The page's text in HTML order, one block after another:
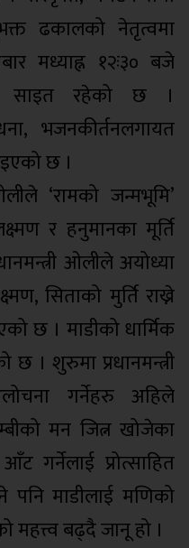
ढकालको नेतृत्वमा
मध्याह्न १२ः३० बजे
साइत रहेको छ ।
भजनकीर्तनलगायत
छ ।
‘रामको जन्मभूमि’
र हनुमानका मूर्ति
ओलीले अयोध्या
सिताको मुर्ति राख्ने
छ । माडीको धार्मिक
छ । शुरुमा प्रधानमन्त्री
गर्नेहरु अहिले
मन जित्न खोजेका
गर्नेलाई प्रोत्साहित
पनि माडीलाई मणिको
महत्त्व बढ्दै जानू हो ।